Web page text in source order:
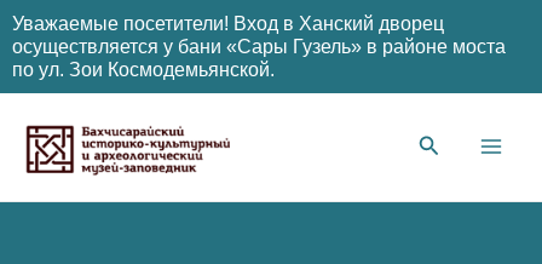
Уважаемые посетители! Вход в Ханский дворец
осуществляется у бани «Сары Гузель» в районе моста
по ул. Зои Космодемьянской.
содержимому